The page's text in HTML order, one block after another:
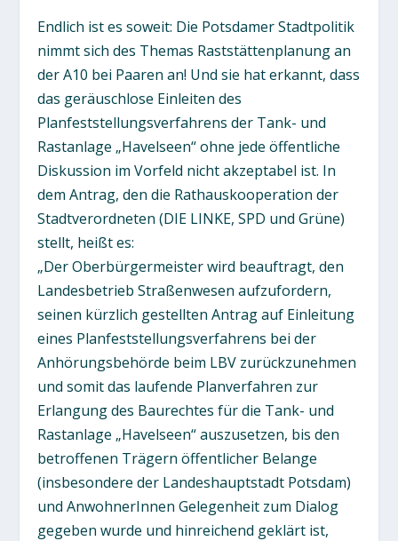
Endlich ist es soweit: Die Potsdamer Stadtpolitik
nimmt sich des Themas Raststättenplanung an
der A10 bei Paaren an! Und sie hat erkannt, dass
das geräuschlose Einleiten des
Planfeststellungsverfahrens der Tank- und
Rastanlage „Havelseen“ ohne jede öffentliche
Diskussion im Vorfeld nicht akzeptabel ist. In
dem Antrag, den die Rathauskooperation der
Stadtverordneten (DIE LINKE, SPD und Grüne)
stellt, heißt es:
„Der Oberbürgermeister wird beauftragt, den
Landesbetrieb Straßenwesen aufzufordern,
seinen kürzlich gestellten Antrag auf Einleitung
eines Planfeststellungsverfahrens bei der
Anhörungsbehörde beim LBV zurückzunehmen
und somit das laufende Planverfahren zur
Erlangung des Baurechtes für die Tank- und
Rastanlage „Havelseen“ auszusetzen, bis den
betroffenen Trägern öffentlicher Belange
(insbesondere der Landeshauptstadt Potsdam)
und AnwohnerInnen Gelegenheit zum Dialog
gegeben wurde und hinreichend geklärt ist,